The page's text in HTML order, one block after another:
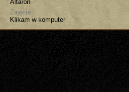
Altaron
Zajęcie
Klikam w komputer